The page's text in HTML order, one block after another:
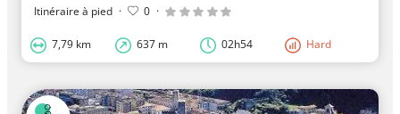
Itinéraire à pied · 0 ·
7,79 km 637 m 02h54 Hard